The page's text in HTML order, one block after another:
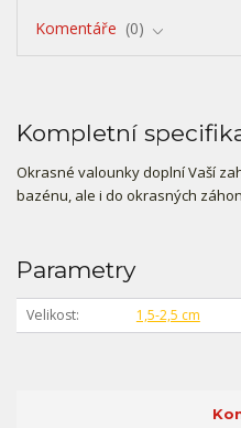
Komentáře
0
Kompletní
Okrasné valounky doplní Vaší
bazénu, ale i do okrasných
Parametry
Velikost 1,5-2,5 cm